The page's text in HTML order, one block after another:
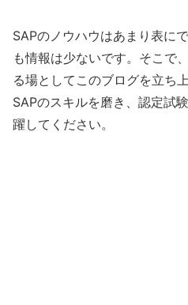
SAPのノウハウはあまり表に
も情報は少ないです。そこで
る場としてこのブログを立ち
SAPのスキルを磨き、認定試
躍してください。